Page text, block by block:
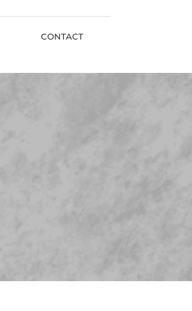
CONTACT